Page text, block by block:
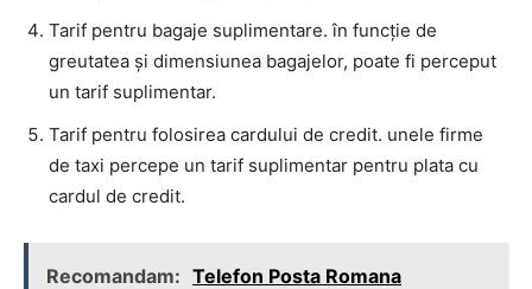
Tarif pentru bagaje suplimentare. în funcție de
greutatea și dimensiunea bagajelor, poate fi perceput
un tarif suplimentar.
Tarif pentru folosirea cardului de credit. unele firme
de taxi percepe un tarif suplimentar pentru plata cu
cardul de credit.
Recomandam: Telefon Posta Romana